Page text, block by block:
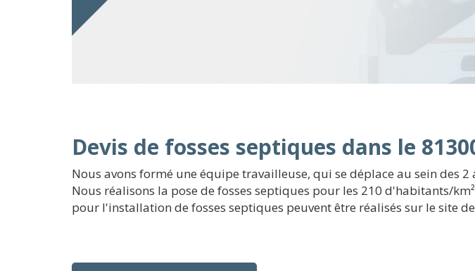
Devis de fosses septiques dans le
Nous avons formé une équipe travailleuse, qui se déplace au sein des
Nous réalisons la pose de fosses septiques pour les 210 d'habitants/
pour l'installation de fosses septiques peuvent être réalisés sur le site